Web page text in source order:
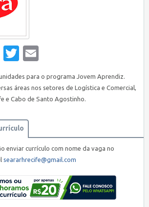
Facebook
Twitter
para o programa Jovem Aprendiz.
áreas nos setores de Logística e Comercial,
e Cabo de Santo Agostinho.
enviar currículo com nome da vaga no
seararhrecife@gmail.com